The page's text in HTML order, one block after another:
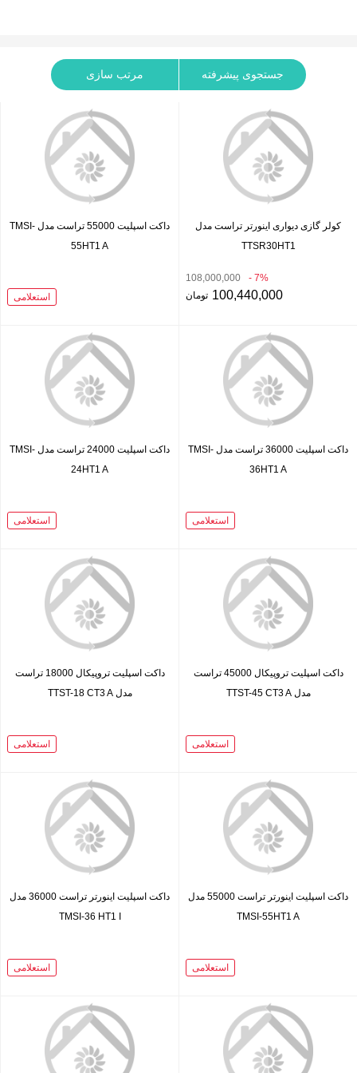
جستجوی پیشرفته مرتب سازی
کولر گازی دیواری اینورتر تراست مدل
TTSR30HT1
7% -
108,000,000
100,440,000 تومان
داکت اسپلیت 55000 تراست مدل TMSI-
55HT1 A
استعلامی
داکت اسپلیت 36000 تراست مدل TMSI-
36HT1 A
استعلامی
داکت اسپلیت 24000 تراست مدل TMSI-
24HT1 A
استعلامی
داکت اسپلیت تروپیکال 45000 تراست
مدل TTST-45 CT3 A
استعلامی
داکت اسپلیت تروپیکال 18000 تراست
مدل TTST-18 CT3 A
استعلامی
داکت اسپلیت اینورتر تراست 55000 مدل
TMSI-55HT1 A
استعلامی
داکت اسپلیت اینورتر تراست 36000 مدل
TMSI-36 HT1 I
استعلامی